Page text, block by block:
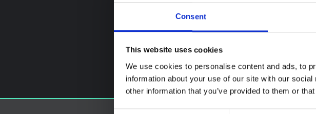
Consent
This website uses cookies
We use cookies to personalise content and ads, to
information about your use of our site with our
other information that you’ve provided to them or